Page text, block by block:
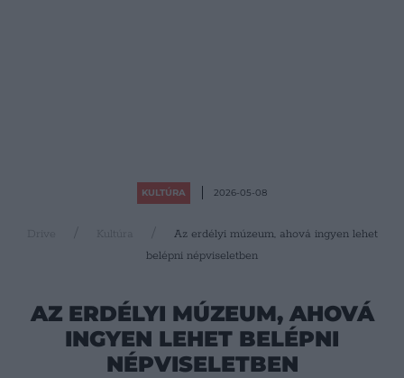
KULTÚRA 2026-05-08
Drive Kultúra
Az erdélyi múzeum, ahová ingyen lehet
belépni népviseletben
AZ ERDÉLYI MÚZEUM, AHOVÁ
INGYEN LEHET BELÉPNI
NÉPVISELETBEN